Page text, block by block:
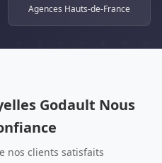
Agences Hauts-de-France
Godault Nous
nos clients satisfaits